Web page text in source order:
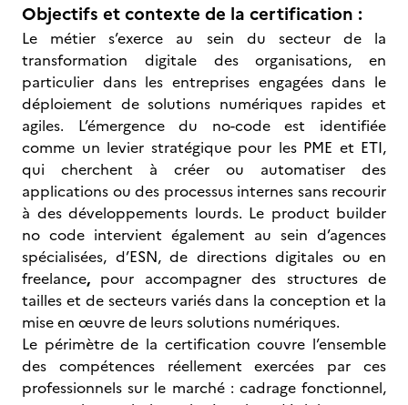
Objectifs et contexte de la certification :
Le métier s’exerce au sein du secteur de la
transformation digitale des organisations, en
particulier dans les entreprises engagées dans le
déploiement de solutions numériques rapides et
agiles. L’émergence du no-code est identifiée
comme un levier stratégique pour les PME et ETI,
qui cherchent à créer ou automatiser des
applications ou des processus internes sans recourir
à des développements lourds. Le product builder
no code intervient également au sein d’agences
spécialisées, d’ESN, de directions digitales ou en
freelance, pour accompagner des structures de
tailles et de secteurs variés dans la conception et la
mise en œuvre de leurs solutions numériques.
Le périmètre de la certification couvre l’ensemble
des compétences réellement exercées par ces
professionnels sur le marché : cadrage fonctionnel,